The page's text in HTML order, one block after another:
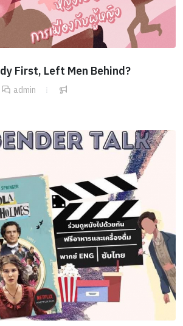
First, Left Men Behind?
admin